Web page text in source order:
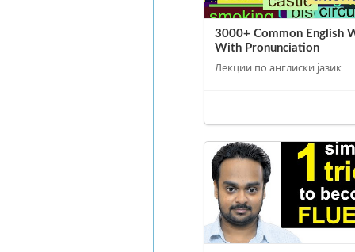
3000+ Common English
With Pronunciation
Лекции по англиски јазик